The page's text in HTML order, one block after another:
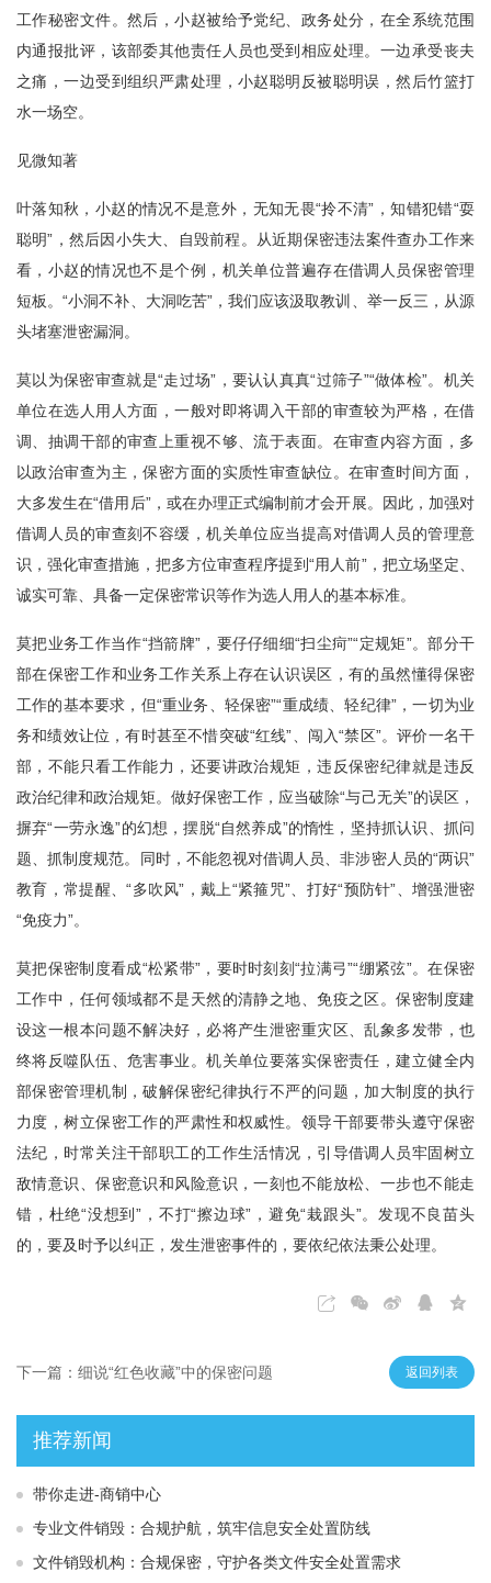
工作秘密文件。然后，小赵被给予党纪、政务处分，在全系统范围
内通报批评，该部委其他责任人员也受到相应处理。一边承受丧夫
之痛，一边受到组织严肃处理，小赵聪明反被聪明误，然后竹篮打
水一场空。
见微知著
叶落知秋，小赵的情况不是意外，无知无畏“拎不清”，知错犯错“耍
聪明”，然后因小失大、自毁前程。从近期保密违法案件查办工作来
看，小赵的情况也不是个例，机关单位普遍存在借调人员保密管理
短板。“小洞不补、大洞吃苦”，我们应该汲取教训、举一反三，从源
头堵塞泄密漏洞。
莫以为保密审查就是“走过场”，要认认真真“过筛子”“做体检”。机关
单位在选人用人方面，一般对即将调入干部的审查较为严格，在借
调、抽调干部的审查上重视不够、流于表面。在审查内容方面，多
以政治审查为主，保密方面的实质性审查缺位。在审查时间方面，
大多发生在“借用后”，或在办理正式编制前才会开展。因此，加强对
借调人员的审查刻不容缓，机关单位应当提高对借调人员的管理意
识，强化审查措施，把多方位审查程序提到“用人前”，把立场坚定、
诚实可靠、具备一定保密常识等作为选人用人的基本标准。
莫把业务工作当作“挡箭牌”，要仔仔细细“扫尘疴”“定规矩”。部分干
部在保密工作和业务工作关系上存在认识误区，有的虽然懂得保密
工作的基本要求，但“重业务、轻保密”“重成绩、轻纪律”，一切为业
务和绩效让位，有时甚至不惜突破“红线”、闯入“禁区”。评价一名干
部，不能只看工作能力，还要讲政治规矩，违反保密纪律就是违反
政治纪律和政治规矩。做好保密工作，应当破除“与己无关”的误区，
摒弃“一劳永逸”的幻想，摆脱“自然养成”的惰性，坚持抓认识、抓问
题、抓制度规范。同时，不能忽视对借调人员、非涉密人员的“两识”
教育，常提醒、“多吹风”，戴上“紧箍咒”、打好“预防针”、增强泄密
“免疫力”。
莫把保密制度看成“松紧带”，要时时刻刻“拉满弓”“绷紧弦”。在保密
工作中，任何领域都不是天然的清静之地、免疫之区。保密制度建
设这一根本问题不解决好，必将产生泄密重灾区、乱象多发带，也
终将反噬队伍、危害事业。机关单位要落实保密责任，建立健全内
部保密管理机制，破解保密纪律执行不严的问题，加大制度的执行
力度，树立保密工作的严肃性和权威性。领导干部要带头遵守保密
法纪，时常关注干部职工的工作生活情况，引导借调人员牢固树立
敌情意识、保密意识和风险意识，一刻也不能放松、一步也不能走
错，杜绝“没想到”，不打“擦边球”，避免“栽跟头”。发现不良苗头
的，要及时予以纠正，发生泄密事件的，要依纪依法秉公处理。
下一篇：细说“红色收藏”中的保密问题 返回列表
推荐新闻
带你走进-商销中心
专业文件销毁：合规护航，筑牢信息安全处置防线
文件销毁机构：合规保密，守护各类文件安全处置需求